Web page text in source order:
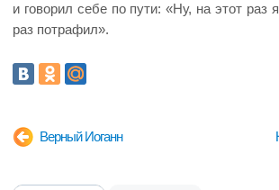
и говорил себе по пути: «Ну, на этот раз
раз потрафил».
Верный Иоганн